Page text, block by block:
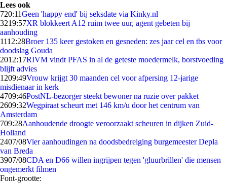
Lees ook
720:11Geen 'happy end' bij seksdate via Kinky.nl
3219:57XR blokkeert A12 ruim twee uur, agent gebeten bij
aanhouding
1112:28Broer 135 keer gestoken en gesneden: zes jaar cel en tbs voor
doodslag Gouda
2012:17RIVM vindt PFAS in al de geteste moedermelk, borstvoeding
blijft advies
1209:49Vrouw krijgt 30 maanden cel voor afpersing 12-jarige
misdienaar in kerk
4709:46PostNL-bezorger steekt bewoner na ruzie over pakket
2609:32Wegpiraat scheurt met 146 km/u door het centrum van
Amsterdam
709:28Aanhoudende droogte veroorzaakt scheuren in dijken Zuid-
Holland
2407/08Vier aanhoudingen na doodsbedreiging burgemeester Depla
van Breda
3907/08CDA en D66 willen ingrijpen tegen 'gluurbrillen' die mensen
ongemerkt filmen
Font-grootte: